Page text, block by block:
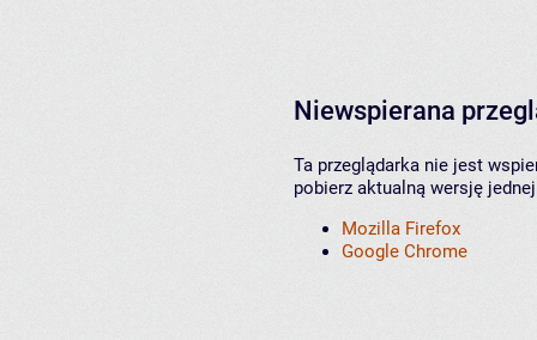
Niewspierana
Ta przeglądarka nie jest
pobierz aktualną wersję
Mozilla Firefox
Google Chrome